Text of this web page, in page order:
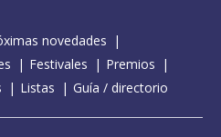
novedades
Festivales
Premios
Listas Guía / directorio